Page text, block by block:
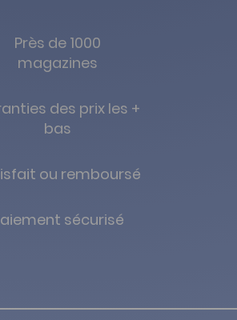
Près de 1000
magazines
des prix les +
bas
ou remboursé
sécurisé